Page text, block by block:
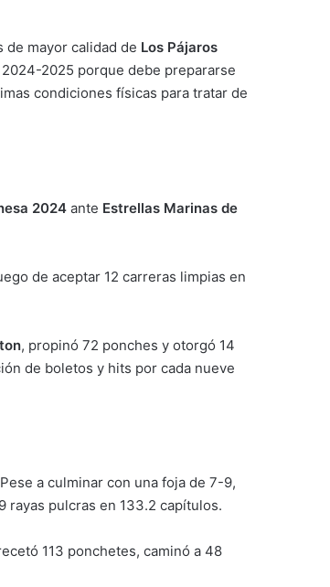
mayor calidad de Los Pájaros
2025 porque debe prepararse
condiciones físicas para tratar de
2024 ante Estrellas Marinas de
de aceptar 12 carreras limpias en
, propinó 72 ponches y otorgó 14
de boletos y hits por cada nueve
a culminar con una foja de 7-9,
rayas pulcras en 133.2 capítulos.
113 ponchetes, caminó a 48